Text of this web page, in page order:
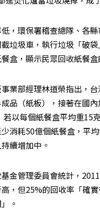
，環保署稽查總隊、各
垃圾車，執行垃圾「破袋
盒，顯示民眾回收紙餐盒
業部經理林道榮指出，
品（紙板），接著在國
若以每個紙餐盒平均重15
消耗50億個紙餐盒，平
續增加中。
金管理委員會統計，
，但25%的回收率「確
。